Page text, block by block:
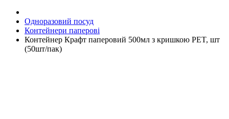
Одноразовий посуд
Контейнери паперові
Контейнер Крафт паперовий 500мл з кришкою PET, шт
(50шт/пак)